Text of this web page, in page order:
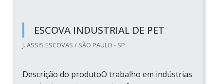
ESCOVA INDUSTRIAL DE PET
J. ASSIS ESCOVAS / SÃO PAULO - SP
Descrição do produtoO trabalho em indústrias